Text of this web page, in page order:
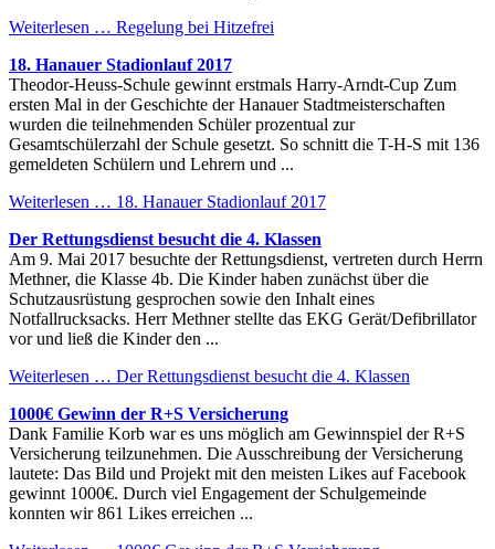
Weiterlesen … Regelung bei Hitzefrei
18. Hanauer Stadionlauf 2017
Theodor-Heuss-Schule gewinnt erstmals Harry-Arndt-Cup Zum
ersten Mal in der Geschichte der Hanauer Stadtmeisterschaften
wurden die teilnehmenden Schüler prozentual zur
Gesamtschülerzahl der Schule gesetzt. So schnitt die T-H-S mit 136
gemeldeten Schülern und Lehrern und ...
Weiterlesen … 18. Hanauer Stadionlauf 2017
Der Rettungsdienst besucht die 4. Klassen
Am 9. Mai 2017 besuchte der Rettungsdienst, vertreten durch Herrn
Methner, die Klasse 4b. Die Kinder haben zunächst über die
Schutzausrüstung gesprochen sowie den Inhalt eines
Notfallrucksacks. Herr Methner stellte das EKG Gerät/Defibrillator
vor und ließ die Kinder den ...
Weiterlesen … Der Rettungsdienst besucht die 4. Klassen
1000€ Gewinn der R+S Versicherung
Dank Familie Korb war es uns möglich am Gewinnspiel der R+S
Versicherung teilzunehmen. Die Ausschreibung der Versicherung
lautete: Das Bild und Projekt mit den meisten Likes auf Facebook
gewinnt 1000€. Durch viel Engagement der Schulgemeinde
konnten wir 861 Likes erreichen ...